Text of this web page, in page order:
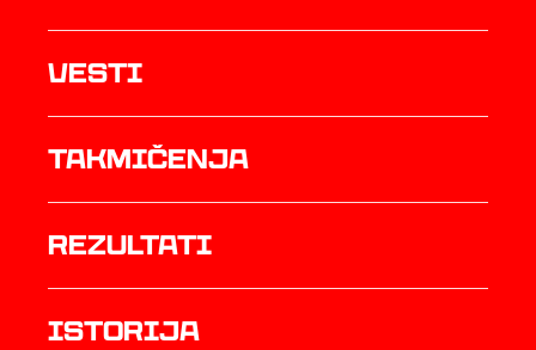
Vesti
Takmičenja
rezultati
istorija